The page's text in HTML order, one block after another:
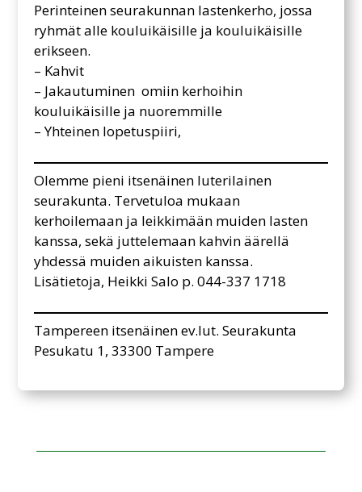
Perinteinen seurakunnan lastenkerho, jossa
ryhmät alle kouluikäisille ja kouluikäisille
erikseen.
– Kahvit
– Jakautuminen omiin kerhoihin
kouluikäisille ja nuoremmille
– Yhteinen lopetuspiiri,
Olemme pieni itsenäinen luterilainen
seurakunta. Tervetuloa mukaan
kerhoilemaan ja leikkimään muiden lasten
kanssa, sekä juttelemaan kahvin äärellä
yhdessä muiden aikuisten kanssa.
Lisätietoja, Heikki Salo p. 044-337 1718
Tampereen itsenäinen ev.lut. Seurakunta
Pesukatu 1, 33300 Tampere